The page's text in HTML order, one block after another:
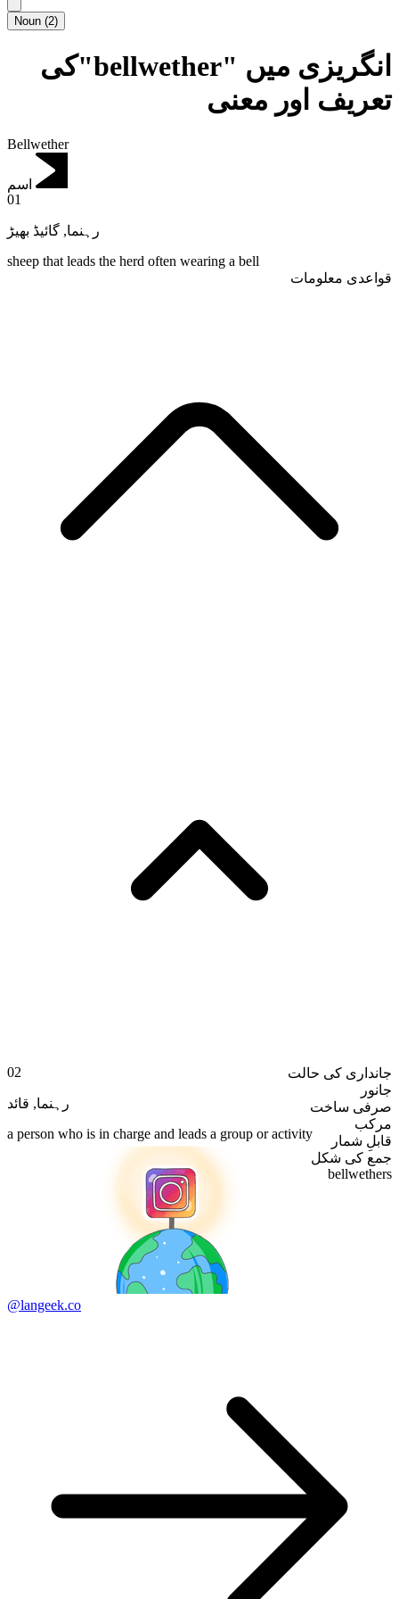
Noun (2)
انگریزی میں "bellwether"کی
تعریف اور معنی
Bellwether
اسم
01
رہنما, گائیڈ بھیڑ
sheep that leads the herd often wearing a bell
قواعدی معلومات
جانداری کی حالت
جانور
صرفی ساخت
مرکب
قابلِ شمار
جمع کی شکل
bellwethers
02
رہنما, قائد
a person who is in charge and leads a group or activity
@langeek.co